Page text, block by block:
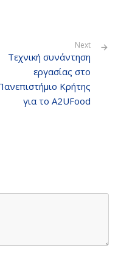
Next
Τεχνική συνάντηση
εργασίας στο
Κρήτης
για το A2UFood